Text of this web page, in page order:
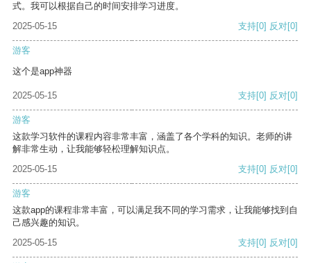
式。我可以根据自己的时间安排学习进度。
2025-05-15
支持[0] 反对[0]
游客
这个是app神器
2025-05-15 支持[0] 反对[0]
游客
这款学习软件的课程内容非常丰富，涵盖了各个学科的知识。老师的讲
解非常生动，让我能够轻松理解知识点。
2025-05-15
支持[0] 反对[0]
游客
这款app的课程非常丰富，可以满足我不同的学习需求，让我能够找到自
己感兴趣的知识。
2025-05-15
支持[0] 反对[0]